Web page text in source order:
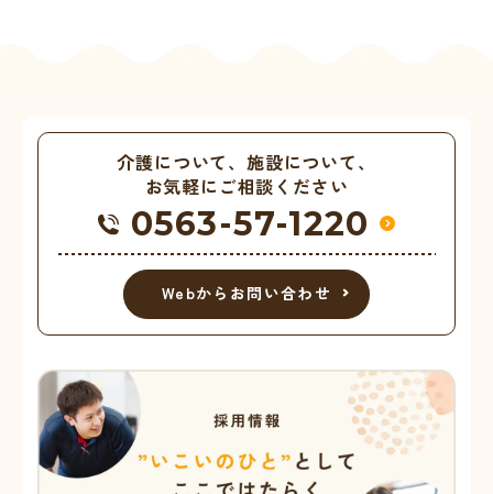
介護について、施設について、
お気軽にご相談ください
0563-57-1220
Webからお問い合わせ